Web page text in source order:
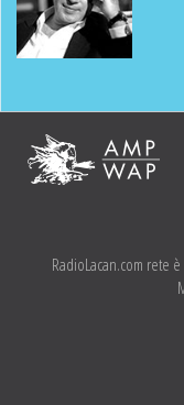
RadioLacan.com rete